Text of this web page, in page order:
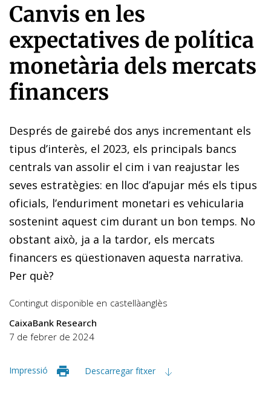
Canvis en les
expectatives de política
monetària dels mercats
financers
Després de gairebé dos anys incrementant els
tipus d’interès, el 2023, els principals bancs
centrals van assolir el cim i van reajustar les
seves estratègies: en lloc d’apujar més els tipus
oficials, l’enduriment monetari es vehicularia
sostenint aquest cim durant un bon temps. No
obstant això, ja a la tardor, els mercats
financers es qüestionaven aquesta narrativa.
Per què?
Contingut disponible en castellàanglès
CaixaBank Research
7 de febrer de 2024
Impressió Descarregar fitxer